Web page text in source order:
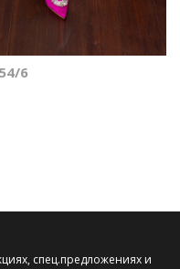
6
спец.предложениях и